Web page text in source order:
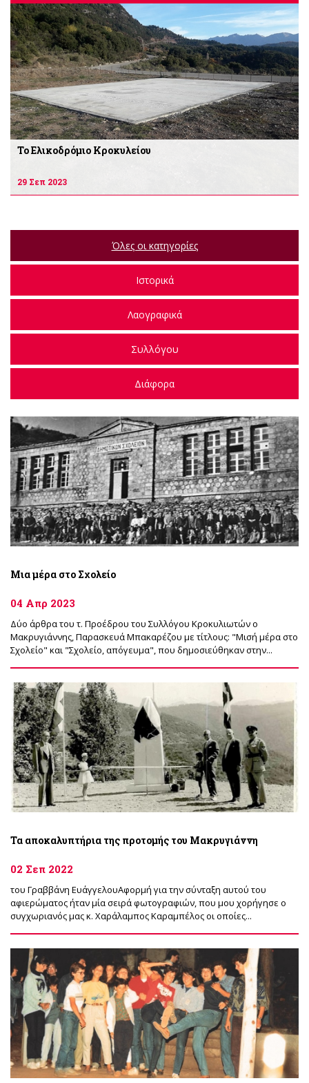
Το Ελικοδρόμιο Κροκυλείου
29 Σεπ 2023
Όλες οι κατηγορίες
Ιστορικά
Λαογραφικά
Συλλόγου
Διάφορα
Μια μέρα στο Σχολείο
04 Απρ 2023
Δύο άρθρα του τ. Προέδρου του Συλλόγου Κροκυλιωτών ο
Μακρυγιάννης, Παρασκευά Μπακαρέζου με τίτλους: "Μισή μέρα στο
Σχολείο" και "Σχολείο, απόγευμα", που δημοσιεύθηκαν στην...
Τα αποκαλυπτήρια της προτομής του Μακρυγιάννη
02 Σεπ 2022
του Γραββάνη ΕυάγγελουΑφορμή για την σύνταξη αυτού του
αφιερώματος ήταν μία σειρά φωτογραφιών, που μου χορήγησε ο
συγχωριανός μας κ. Χαράλαμπος Καραμπέλος οι οποίες...